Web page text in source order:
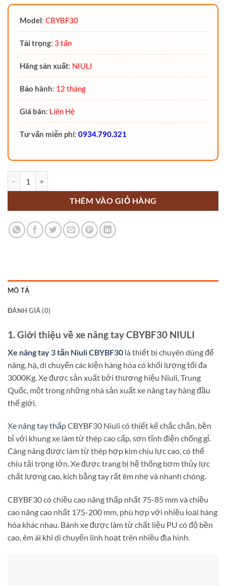
Model: CBYBF30
Tải trọng: 3 tấn
Hãng sản xuất: NIULI
Bảo hành: 12 tháng
Giá bán: Liên Hệ
Tư vấn miễn phí: 0934.790.321
THÊM VÀO GIỎ HÀNG
MÔ TẢ
ĐÁNH GIÁ (0)
1. Giới thiệu về xe nâng tay CBYBF30 NIULI
Xe nâng tay 3 tấn Niuli CBYBF30 là thiết bị chuyên dùng để
nâng, hạ, di chuyển các kiện hàng hóa có khối lượng tối đa
3000Kg. Xe được sản xuất bởi thương hiệu Niuli, Trung
Quốc, một trong những nhà sản xuất xe nâng tay hàng đầu
thế giới.
Xe nâng tay thấpCBYBF30 Niuli có thiết kế chắc chắn, bền
bỉ với khung xe làm từ thép cao cấp, sơn tĩnh điện chống gỉ.
Càng nâng được làm từ thép hợp kim chịu lực cao, có thể
chịu tải trọng lớn. Xe được trang bị hệ thống bơm thủy lực
chất lượng cao, kích bằng tay rất êm nhẹ và nhanh chóng.
CBYBF30 có chiều cao nâng thấp nhất 75-85 mm và chiều
cao nâng cao nhất 175-200 mm, phù hợp với nhiều loại hàng
hóa khác nhau. Bánh xe được làm từ chất liệu PU có độ bền
cao, êm ái khi di chuyển linh hoạt trên nhiều địa hình.